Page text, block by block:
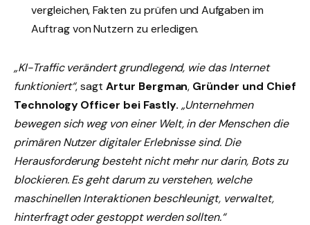
vergleichen, Fakten zu prüfen und Aufgaben im
Auftrag von Nutzern zu erledigen.
„KI-Traffic verändert grundlegend, wie das Internet
funktioniert“, sagtArtur Bergman, Gründer und Chief
Technology Officer bei Fastly. „Unternehmen
bewegen sich weg von einer Welt, in der Menschen die
primären Nutzer digitaler Erlebnisse sind. Die
Herausforderung besteht nicht mehr nur darin, Bots zu
blockieren. Es geht darum zu verstehen, welche
maschinellen Interaktionen beschleunigt, verwaltet,
hinterfragt oder gestoppt werden sollten.“